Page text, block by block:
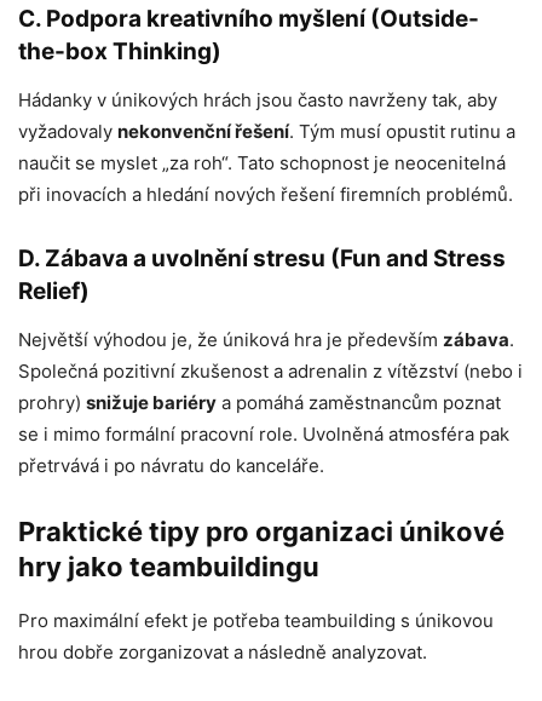
C. Podpora kreativního myšlení (Outside-
the-box Thinking)
Hádanky v únikových hrách jsou často navrženy tak, aby
vyžadovaly nekonvenční řešení. Tým musí opustit rutinu a
naučit se myslet „za roh“. Tato schopnost je neocenitelná
při inovacích a hledání nových řešení firemních problémů.
D. Zábava a uvolnění stresu (Fun and Stress
Relief)
Největší výhodou je, že úniková hra je především zábava.
Společná pozitivní zkušenost a adrenalin z vítězství (nebo i
prohry) snižuje bariéry a pomáhá zaměstnancům poznat
se i mimo formální pracovní role. Uvolněná atmosféra pak
přetrvává i po návratu do kanceláře.
Praktické tipy pro organizaci únikové
hry jako teambuildingu
Pro maximální efekt je potřeba teambuilding s únikovou
hrou dobře zorganizovat a následně analyzovat.